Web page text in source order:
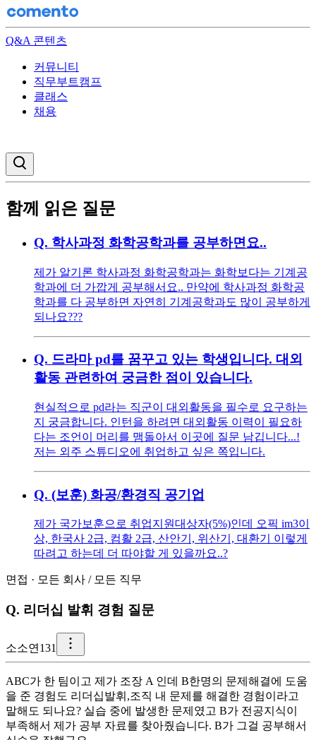
Q&A 콘텐츠
커뮤니티
직무부트캠프
클래스
채용
함께 읽은 질문
Q. 학사과정 화학공학과를 공부하면요..
제가 알기론 학사과정 화학공학과는 화학보다는 기계공
학과에 더 가깝게 공부해서요.. 만약에 학사과정 화학공
학과를 다 공부하면 자연히 기계공학과도 많이 공부하게
되나요???
Q. 드라마 pd를 꿈꾸고 있는 학생입니다. 대외
활동 관련하여 궁금한 점이 있습니다.
현실적으로 pd라는 직군이 대외활동을 필수로 요구하는
지 궁금합니다. 인턴을 하려면 대외활동 이력이 필요하
다는 조언이 머리를 맴돌아서 이곳에 질문 남깁니다...!
저는 외주 스튜디오에 취업하고 싶은 쪽입니다.
Q. (보훈) 화공/환경직 공기업
제가 국가보훈으로 취업지원대상자(5%)인데 오픽 im3이
상, 한국사 2급, 컴활 2급, 산안기, 위산기, 대환기 이렇게
따려고 하는데 더 따야할 게 있을까요..?
면접 · 모든 회사 / 모든 직무
Q. 리더십 발휘 경험 질문
소소연131
ABC가 한 팀이고 제가 조장 A 인데 B한명의 문제해결에 도움
을 준 경험도 리더십발휘,조직 내 문제를 해결한 경험이라고
말해도 되나요? 실습 중에 발생한 문제였고 B가 전공지식이
부족해서 제가 공부 자료를 찾아줬습니다. B가 그걸 공부해서